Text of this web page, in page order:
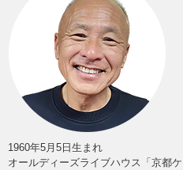
1960年5月5日生まれ
オールディーズライブハウス「京都